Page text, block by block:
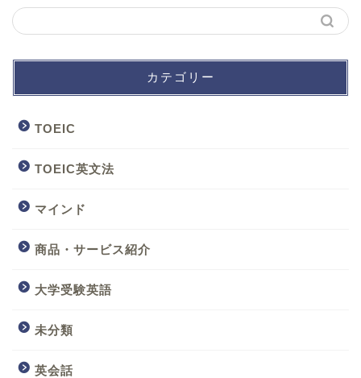
カテゴリー
TOEIC
TOEIC英文法
マインド
商品・サービス紹介
大学受験英語
未分類
英会話